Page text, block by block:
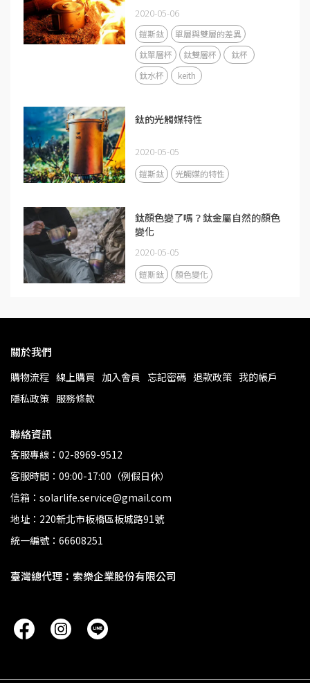
2020-05-06
鎧斯鈦
單層與雙層的差異
鈦單層杯
鈦雙層杯
鈦杯
鈦水杯
keith
鈦的光觸媒特性
2020-05-05
鎧斯鈦 光觸媒的特性
鈦顏色變了嗎？鈦金屬自然的顏色
變化
2020-05-05
鎧斯鈦 顏色變化
關於我們
購物流程 線上購買 加入會員 忘記密碼 退款政策 我的帳戶
隱私政策 服務條款
聯絡資訊
客服專線：02-8969-9512
客服時間：09:00-17:00（例假日休）
信箱：solarlife.service@gmail.com
地址：220新北市板橋區板城路91號
統一編號：66608251
臺灣總代理：索樂企業股份有限公司